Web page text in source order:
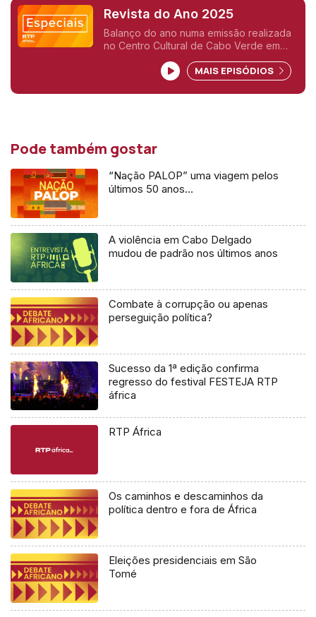
Revista do Ano 2025
Balanço do ano numa emissão realizada
no Centro Cultural de Cabo Verde em
balanço de 2025 com os
correspondentes da RDP-África, com
José Gonçalves e Nuno sardinha e com
MAIS EPISÓDIOS
Pode também gostar
“Nação PALOP” uma viagem pelos
últimos 50 anos…
A violência em Cabo Delgado
mudou de padrão nos últimos anos
Combate à corrupção ou apenas
perseguição política?
Sucesso da 1ª edição confirma
regresso do festival FESTEJA RTP
áfrica
RTP África
Os caminhos e descaminhos da
política dentro e fora de África
Eleições presidenciais em São
Tomé